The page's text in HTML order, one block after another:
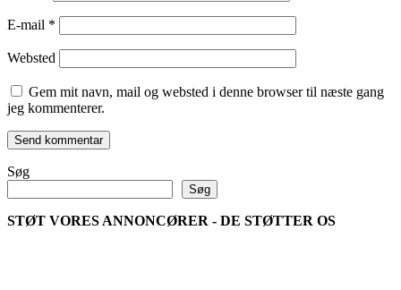
E-mail *
Websted
Gem mit navn, mail og websted i denne browser til næste gang
jeg kommenterer.
Søg
Søg
STØT VORES ANNONCØRER - DE STØTTER OS